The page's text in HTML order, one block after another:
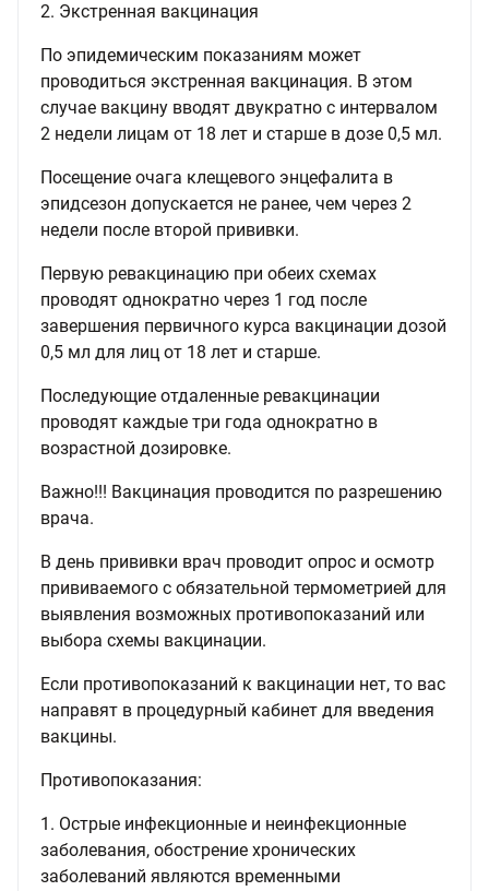
2. Экстренная вакцинация
По эпидемическим показаниям может
проводиться экстренная вакцинация. В этом
случае вакцину вводят двукратно с интервалом
2 недели лицам от 18 лет и старше в дозе 0,5 мл.
Посещение очага клещевого энцефалита в
эпидсезон допускается не ранее, чем через 2
недели после второй прививки.
Первую ревакцинацию при обеих схемах
проводят однократно через 1 год после
завершения первичного курса вакцинации дозой
0,5 мл для лиц от 18 лет и старше.
Последующие отдаленные ревакцинации
проводят каждые три года однократно в
возрастной дозировке.
Важно!!! Вакцинация проводится по разрешению
врача.
В день прививки врач проводит опрос и осмотр
прививаемого с обязательной термометрией для
выявления возможных противопоказаний или
выбора схемы вакцинации.
Если противопоказаний к вакцинации нет, то вас
направят в процедурный кабинет для введения
вакцины.
Противопоказания:
1. Острые инфекционные и неинфекционные
заболевания, обострение хронических
заболеваний являются временными